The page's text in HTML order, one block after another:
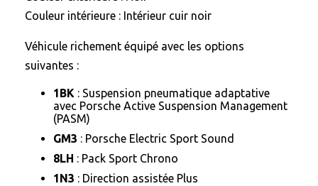
Couleur intérieure : Intérieur cuir noir
Véhicule richement équipé avec les options
suivantes :
1BK : Suspension pneumatique adaptative
avec Porsche Active Suspension Management
(PASM)
GM3 : Porsche Electric Sport Sound
8LH : Pack Sport Chrono
1N3 : Direction assistée Plus